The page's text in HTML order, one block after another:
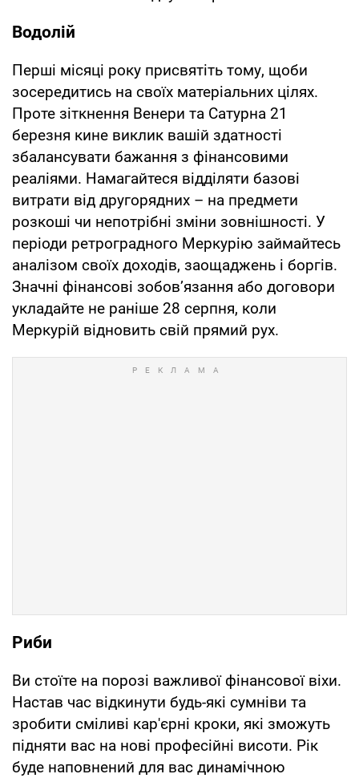
Водолій
Перші місяці року присвятіть тому, щоби
зосередитись на своїх матеріальних цілях.
Проте зіткнення Венери та Сатурна 21
березня кине виклик вашій здатності
збалансувати бажання з фінансовими
реаліями. Намагайтеся відділяти базові
витрати від другорядних – на предмети
розкоші чи непотрібні зміни зовнішності. У
періоди ретроградного Меркурію займайтесь
аналізом своїх доходів, заощаджень і боргів.
Значні фінансові зобов’язання або договори
укладайте не раніше 28 серпня, коли
Меркурій відновить свій прямий рух.
Риби
Ви стоїте на порозі важливої фінансової віхи.
Настав час відкинути будь-які сумніви та
зробити сміливі кар'єрні кроки, які зможуть
підняти вас на нові професійні висоти. Рік
буде наповнений для вас динамічною